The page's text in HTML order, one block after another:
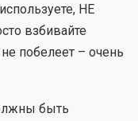
НЕ
взбивайте
побелеет – очень
быть